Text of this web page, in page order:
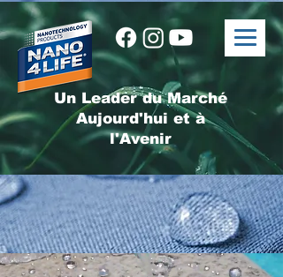
Un Leader du Marché
Aujourd'hui et à
l'Avenir